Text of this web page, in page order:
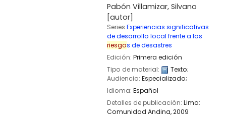
Pabón Villamizar, Silvano
[autor]
Series Experiencias significativas
de desarrollo local frente a los
riesgos de desastres
Edición: Primera edición
Tipo de material:
Texto;
Audiencia: Especializado;
Idioma: Español
Detalles de publicación: Lima:
Comunidad Andina,2009